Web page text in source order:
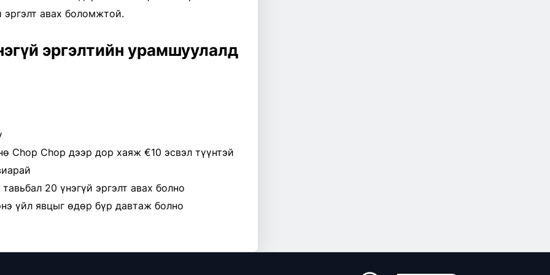
эргэлт авах боломжтой.
эргэлтийн урамшуулалд
Chop Chop дээр дор хаяж €10 эсвэл түүнтэй
20 үнэгүй эргэлт авах болно
үйл явцыг өдөр бүр давтаж болно